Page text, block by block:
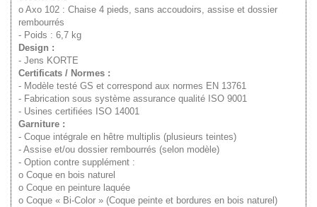
o Axo 102 : Chaise 4 pieds, sans accoudoirs, assise et dossier
rembourrés
- Poids : 6,7 kg
Design :
- Jens KORTE
Certificats / Normes :
- Modèle testé GS et correspond aux normes EN 13761
- Fabrication sous système assurance qualité ISO 9001
- Usines certifiées ISO 14001
Garniture :
- Coque intégrale en hêtre multiplis (plusieurs teintes)
- Assise et/ou dossier rembourrés (selon modèle)
- Option contre supplément :
o Coque en bois naturel
o Coque en peinture laquée
o Coque « Bi-Color » (Coque peinte et bordures en bois naturel)